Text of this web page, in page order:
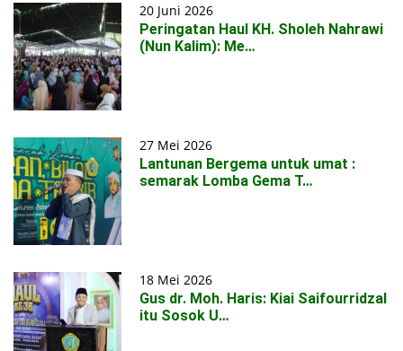
20 Juni 2026
Peringatan Haul KH. Sholeh Nahrawi
(Nun Kalim): Me…
27 Mei 2026
Lantunan Bergema untuk umat :
semarak Lomba Gema T…
18 Mei 2026
Gus dr. Moh. Haris: Kiai Saifourridzal
itu Sosok U…